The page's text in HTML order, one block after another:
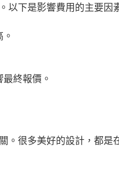
以下是影響費用的主要因
終報價。
。很多美好的設計，都是